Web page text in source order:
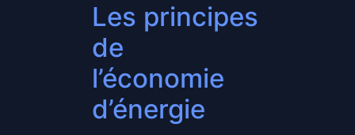
Les principes
de
l’économie
d’énergie